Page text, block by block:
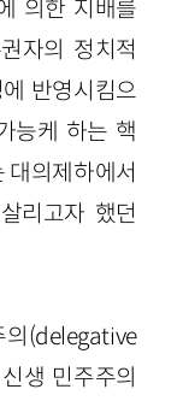
의한 지배를
자의 정치적
반영시킴으
능케 하는 핵
대의제하에서
리고자 했던
(delegative
생 민주주의